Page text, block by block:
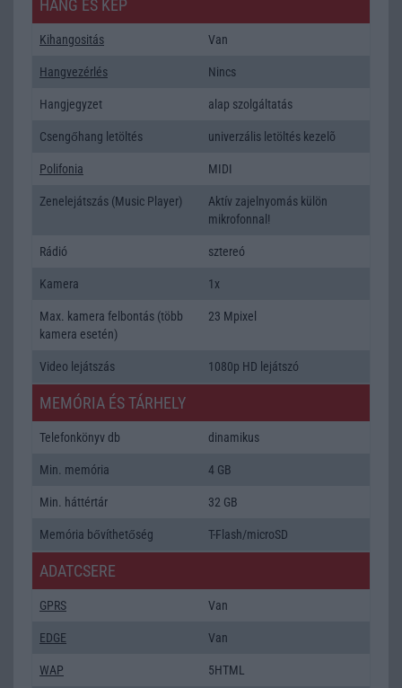
HANG ÉS KÉP
Kihangositás Van
Hangvezérlés Nincs
Hangjegyzet alap szolgáltatás
Csengőhang letöltés univerzális letöltés kezelõ
Polifonia MIDI
Zenelejátszás (Music Player)
Aktív zajelnyomás külön
mikrofonnal!
Rádió sztereó
Kamera 1x
Max. kamera felbontás (több
kamera esetén)
23 Mpixel
Video lejátszás 1080p HD lejátszó
MEMÓRIA ÉS TÁRHELY
Telefonkönyv db dinamikus
Min. memória 4 GB
Min. háttértár 32 GB
Memória bővíthetőség T-Flash/microSD
ADATCSERE
GPRS Van
EDGE Van
WAP 5HTML